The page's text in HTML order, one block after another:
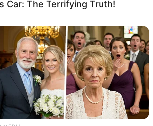
Car: The Terrifying Truth!